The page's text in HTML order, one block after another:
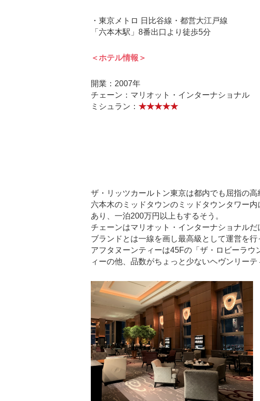
・東京メトロ 日比谷線・都営大江戸線
「六本木駅」8番出口より徒歩5分
＜ホテル情報＞
開業：2007年
チェーン：マリオット・インターナショナル
ミシュラン： ★★★★★
ザ・リッツカールトン東京は都内でも屈指の高
六本木のミッドタウンのミッドタウンタワー
あり、一泊200万円以上もするそう。
チェーンはマリオット・インターナショナル
ブランドとは一線を画し最高級として運営を行
アフタヌーンティーは45Fの「ザ・ロビーラ
ィーの他、品数がちょっと少ないヘヴンリーテ